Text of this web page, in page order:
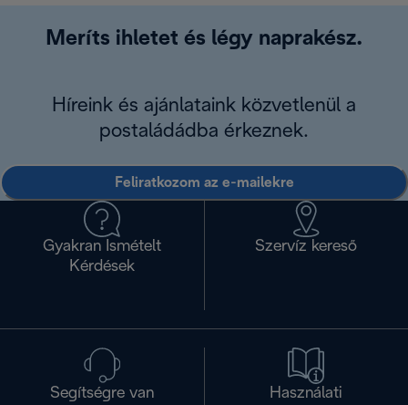
Meríts ihletet és légy naprakész.
Híreink és ajánlataink közvetlenül a
postaládádba érkeznek.
Feliratkozom az e-mailekre
Gyakran Ismételt
Kérdések
Szervíz kereső
Segítségre van
Használati